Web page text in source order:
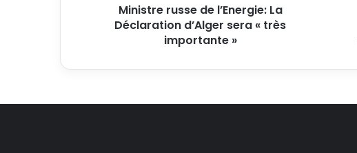
Ministre russe de l’Energie: La
Déclaration d’Alger sera « très
importante »